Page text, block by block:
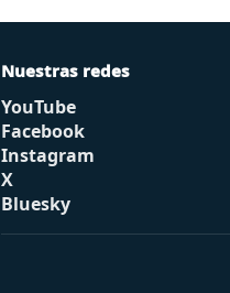
Nuestras redes
YouTube
Facebook
Instagram
X
Bluesky